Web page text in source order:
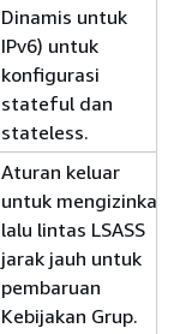
Dinamis untuk
IPv6) untuk
konfigurasi
stateful dan
stateless.
Aturan keluar
untuk mengizinkan
lalu lintas LSASS
jarak jauh untuk
pembaruan
Kebijakan Grup.